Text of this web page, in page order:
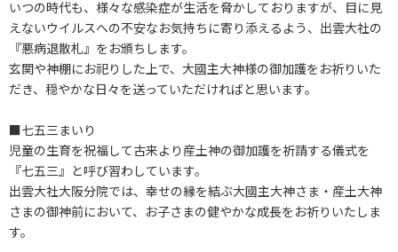
いつの時代も、様々な感染症が生活を脅かしておりますが、目に見
えないウイルスへの不安なお気持ちに寄り添えるよう、出雲大社の
『悪病退散札』をお頒ちします。
玄関や神棚にお祀りした上で、大國主大神様の御加護をお祈りいた
だき、穏やかな日々を送っていただければと思います。
■七五三まいり
児童の生育を祝福して古来より産土神の御加護を祈請する儀式を
『七五三』と呼び習わしています。
出雲大社大阪分院では、幸せの縁を結ぶ大國主大神さま・産土大神
さまの御神前において、お子さまの健やかな成長をお祈りいたしま
す。